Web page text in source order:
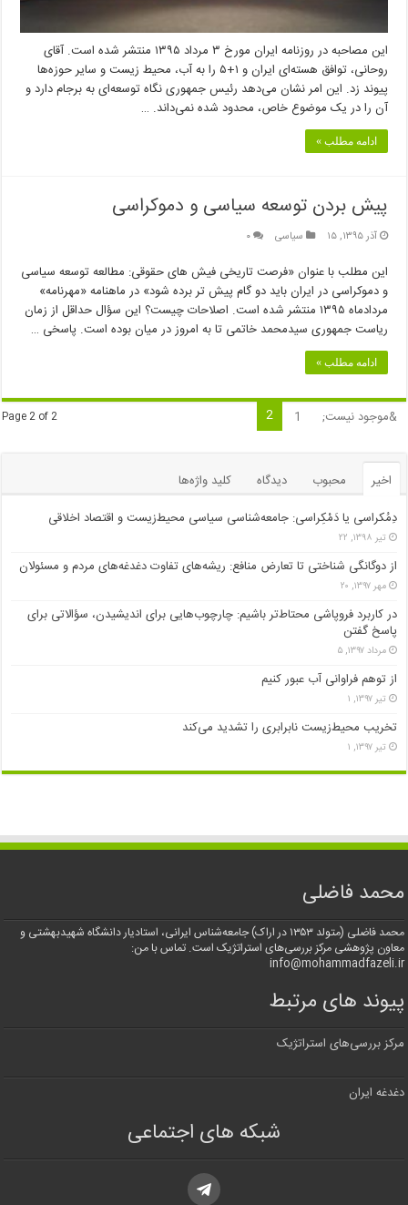
این مصاحبه در روزنامه ایران مورخ ۳ مرداد ۱۳۹۵ منتشر شده است. آقای
روحانی، توافق هسته‌ای ایران و ۱+۵ را به آب، محیط زیست و سایر حوزه‌ها
پیوند زد. این امر نشان می‌دهد رئیس جمهوری نگاه توسعه‌ای به برجام دارد و
آن را در یک موضوع خاص، محدود شده نمی‌داند. …
ادامه مطلب »
پیش بردن توسعه سیاسی و دموکراسی
آذر ۱۳۹۵, ۱۵ سیاسی ۰
این مطلب با عنوان «فرصت تاریخی فیش های حقوقی: مطالعه توسعه سیاسی
و دموکراسی در ایران باید دو گام پیش تر برده شود» در ماهنامه «مهرنامه»
مردادماه ۱۳۹۵ منتشر شده است. اصلاحات چیست؟ این سؤال حداقل از زمان
ریاست جمهوری سیدمحمد خاتمی تا به امروز در میان بوده است. پاسخی …
ادامه مطلب »
Page 2 of 2 &موجود نیست; 1
2
اخیر محبوب دیدگاه
کلید واژه‌ها
دِمُکراسی یا دَمْکِراسی: جامعه‌شناسی سیاسی محیط‌زیست و اقتصاد اخلاقی
تیر ۱۳۹۸, ۲۲
از دوگانگی شناختی تا تعارض منافع: ریشه‌های تفاوت دغدغه‌های مردم و مسئولان
مهر ۱۳۹۷, ۲۰
در کاربرد فروپاشی محتاط‌تر باشیم: چارچوب‌هایی برای اندیشیدن، سؤالاتی برای
پاسخ گفتن
مرداد ۱۳۹۷, ۵
از توهم فراوانی آب عبور کنیم
تیر ۱۳۹۷, ۱
تخریب محیط‌زیست نابرابری را تشدید می‌کند
تیر ۱۳۹۷, ۱
محمد فاضلی
محمد فاضلی (متولد ۱۳۵۳ در اراک) جامعه‌شناس ایرانی، استادیار دانشگاه شهیدبهشتی و
معاون پژوهشی مرکز بررسی‌های استراتژیک است. تماس با من:
info@mohammadfazeli.ir
پیوند های مرتبط
مرکز بررسی‌های استراتژیک
دغدغه ایران
شبکه های اجتماعی